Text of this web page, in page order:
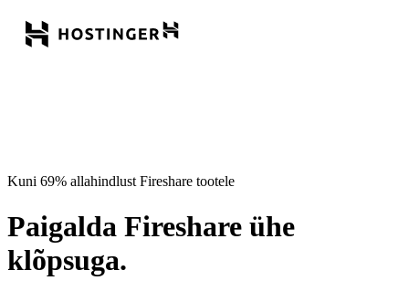
Kuni 69% allahindlust Fireshare tootele
Paigalda Fireshare ühe
klõpsuga.